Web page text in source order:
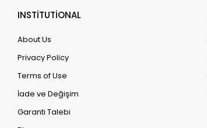
INSTİTUTİONAL
About Us
Privacy Policy
Terms of Use
İade ve Değişim
Garanti Talebi